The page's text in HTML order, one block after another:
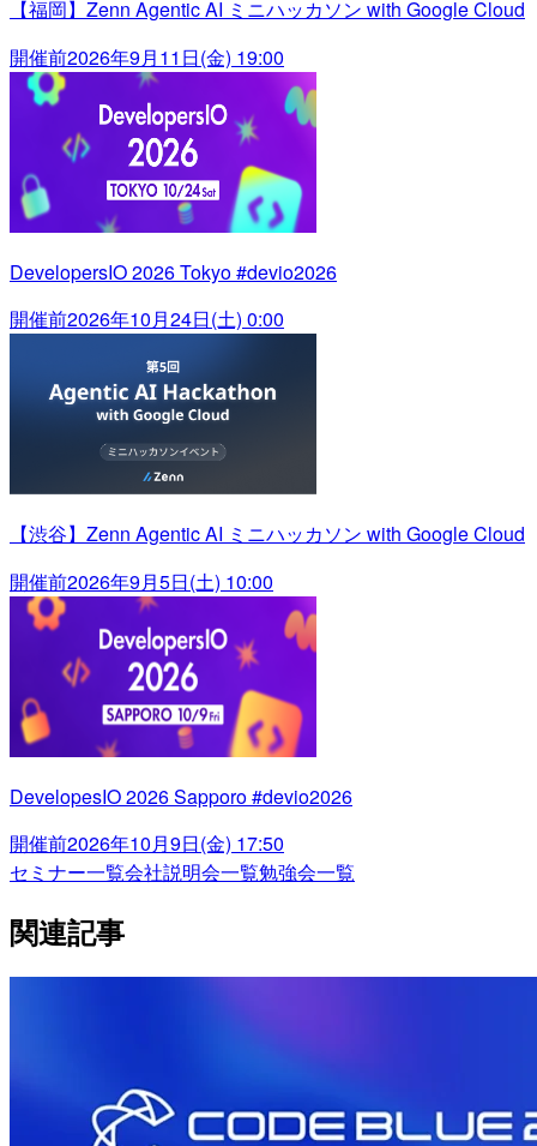
【福岡】Zenn Agentic AI ミニハッカソン with Google Cloud
開催前2026年9月11日(金) 19:00
DevelopersIO 2026 Tokyo #devio2026
開催前2026年10月24日(土) 0:00
【渋谷】Zenn Agentic AI ミニハッカソン with Google Cloud
開催前2026年9月5日(土) 10:00
DevelopesIO 2026 Sapporo #devio2026
開催前2026年10月9日(金) 17:50
セミナー一覧会社説明会一覧勉強会一覧
関連記事